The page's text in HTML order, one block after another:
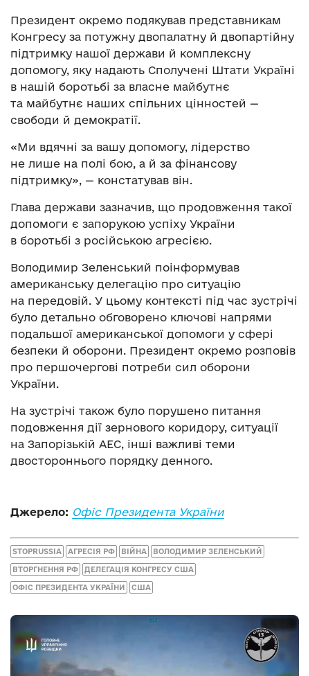
Президент окремо подякував представникам
Конгресу за потужну двопалатну й двопартійну
підтримку нашої держави й комплексну
допомогу, яку надають Сполучені Штати Україні
в нашій боротьбі за власне майбутнє
та майбутнє наших спільних цінностей —
свободи й демократії.
«Ми вдячні за вашу допомогу, лідерство
не лише на полі бою, а й за фінансову
підтримку», — констатував він.
Глава держави зазначив, що продовження такої
допомоги є запорукою успіху України
в боротьбі з російською агресією.
Володимир Зеленський поінформував
американську делегацію про ситуацію
на передовій. У цьому контексті під час зустрічі
було детально обговорено ключові напрями
подальшої американської допомоги у сфері
безпеки й оборони. Президент окремо розповів
про першочергові потреби сил оборони
України.
На зустрічі також було порушено питання
подовження дії зернового коридору, ситуації
на Запорізькій АЕС, інші важливі теми
двостороннього порядку денного.
Джерело: Офіс Президента України
STOPRUSSIA АГРЕСІЯ РФ ВІЙНА ВОЛОДИМИР ЗЕЛЕНСЬКИЙ
ВТОРГНЕННЯ РФ ДЕЛЕГАЦІЯ КОНГРЕСУ США
ОФІС ПРЕЗИДЕНТА УКРАЇНИ США